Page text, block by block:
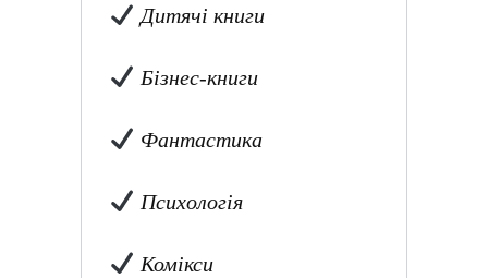
Дитячі книги
Бізнес-книги
Фантастика
Психологія
Комікси